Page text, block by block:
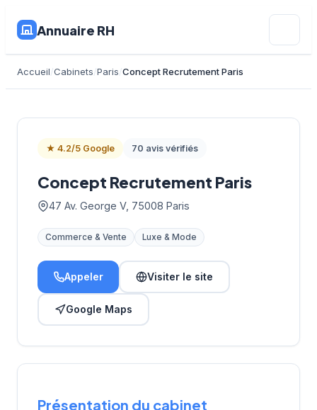
Annuaire RH
Accueil Cabinets Paris Concept Recrutement Paris
★ 4.2/5 Google 70 avis vérifiés
Concept Recrutement Paris
47 Av. George V, 75008 Paris
Commerce & Vente Luxe & Mode
Appeler Visiter le site
Google Maps
Présentation du cabinet